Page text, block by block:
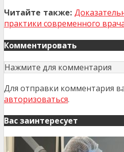
Читайте также:
практики современного
Комментировать
Нажмите для комментария
Для отправки комментария
авторизоваться.
Вас заинтересует